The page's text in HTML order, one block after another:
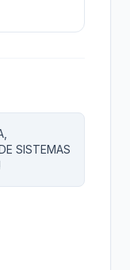
SISTEMAS